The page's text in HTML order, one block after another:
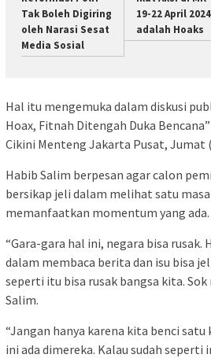
Tak Boleh Digiring
oleh Narasi Sesat
Media Sosial
19-22 April 2024
adalah Hoaks
Hal itu mengemuka dalam diskusi
Hoax, Fitnah Ditengah Duka
Cikini Menteng Jakarta Pusat, Jumat
Habib Salim berpesan agar calon
bersikap jeli dalam melihat satu
memanfaatkan momentum yang ada.
“Gara-gara hal ini, negara bisa rusak.
dalam membaca berita dan isu bisa
seperti itu bisa rusak bangsa kita. Sok
Salim.
“Jangan hanya karena kita benci
ini ada dimereka. Kalau sudah